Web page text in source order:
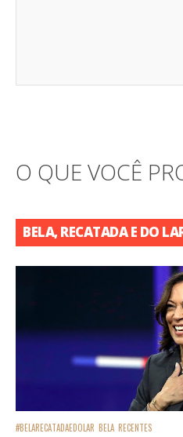
O QUE VOCÊ
BELA, RECATADA E DO
#BELARECATADAEDOLAR BELA RECENTES